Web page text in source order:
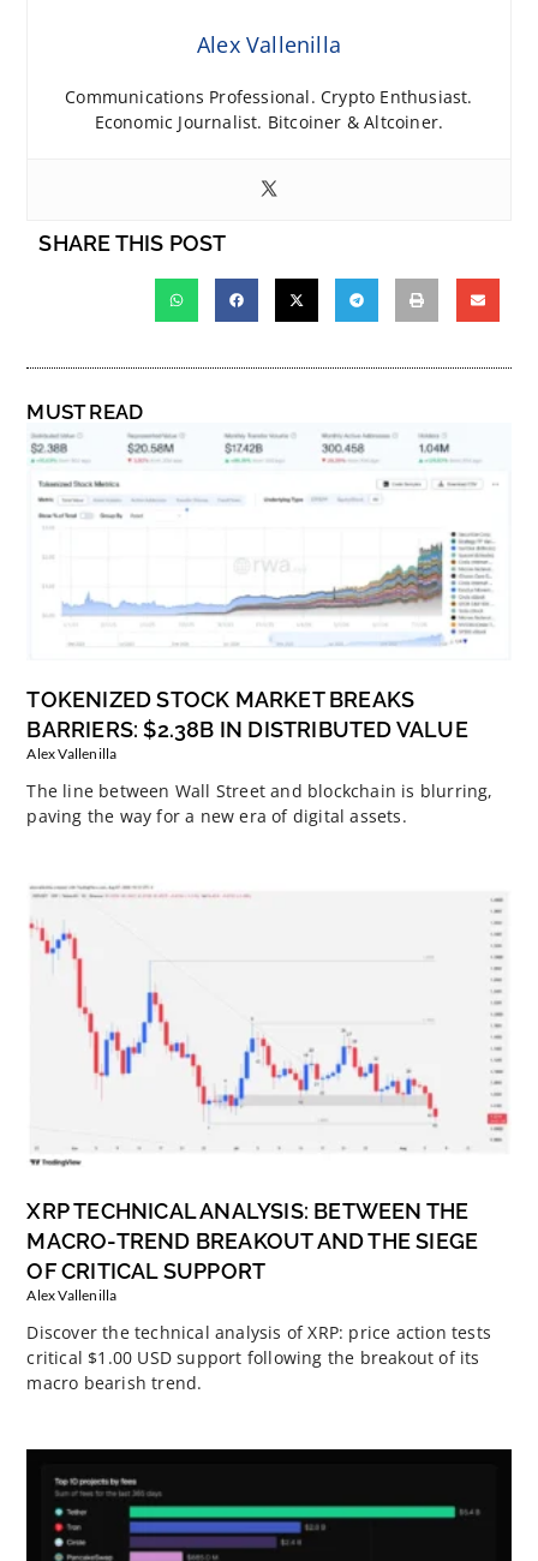
Alex Vallenilla
Communications Professional. Crypto Enthusiast.
Economic Journalist. Bitcoiner & Altcoiner.
SHARE THIS POST
MUST READ
TOKENIZED STOCK MARKET BREAKS
BARRIERS: $2.38B IN DISTRIBUTED VALUE
Alex Vallenilla
The line between Wall Street and blockchain is blurring,
paving the way for a new era of digital assets.
XRP TECHNICAL ANALYSIS: BETWEEN THE
MACRO-TREND BREAKOUT AND THE SIEGE
OF CRITICAL SUPPORT
Alex Vallenilla
Discover the technical analysis of XRP: price action tests
critical $1.00 USD support following the breakout of its
macro bearish trend.